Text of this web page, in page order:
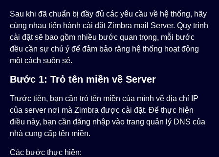
Sau khi đã chuẩn bị đầy đủ các yêu cầu về hệ thống, hãy
cùng nhau tiến hành cài đặt Zimbra mail Server. Quy trình
cài đặt sẽ bao gồm nhiều bước quan trọng, mỗi bước
đều cần sự chú ý để đảm bảo rằng hệ thống hoạt động
một cách suôn sẻ.
Bước 1: Trỏ tên miền về Server
Trước tiên, bạn cần trỏ tên miền của mình về địa chỉ IP
của server nơi mà Zimbra được cài đặt. Để thực hiện
điều này, bạn cần đăng nhập vào trang quản lý DNS của
nhà cung cấp tên miền.
Các bước thực hiện: